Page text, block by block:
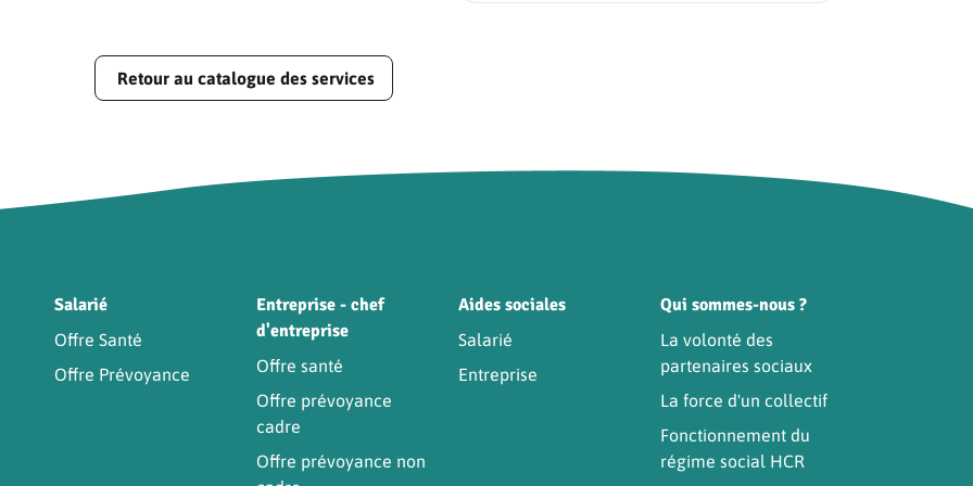
Retour au catalogue des services
Salarié
Offre Santé
Offre Prévoyance
Entreprise - chef
d'entreprise
Offre santé
Offre prévoyance
cadre
Offre prévoyance non
Aides sociales
Salarié
Entreprise
Qui sommes-nous ?
La volonté des
partenaires sociaux
La force d'un collectif
Fonctionnement du
régime social HCR